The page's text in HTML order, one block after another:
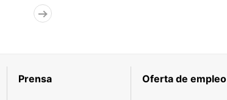
Prensa Oferta de empleo